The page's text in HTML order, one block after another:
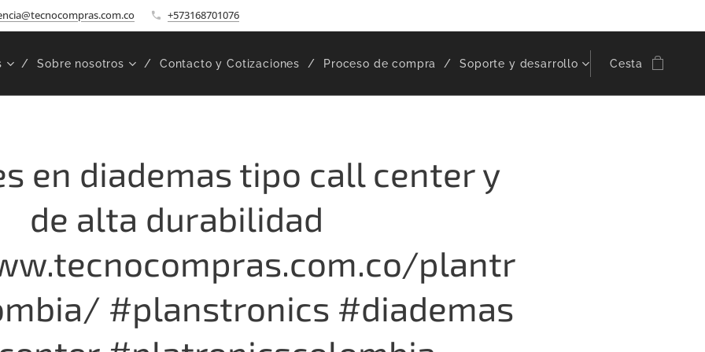
+573168701076
Sobre nosotros Contacto y Cotizaciones Proceso de compra Soporte y desarrollo Cesta
en diademas tipo call center y
de alta durabilidad
plantr
#planstronics #diademas